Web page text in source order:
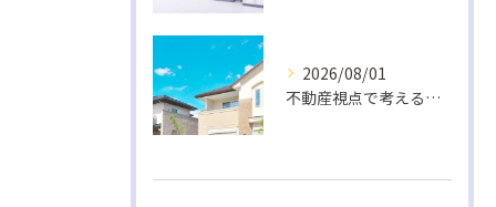
2026/08/01
不動産視点で考える室内熱中症対策の換気法